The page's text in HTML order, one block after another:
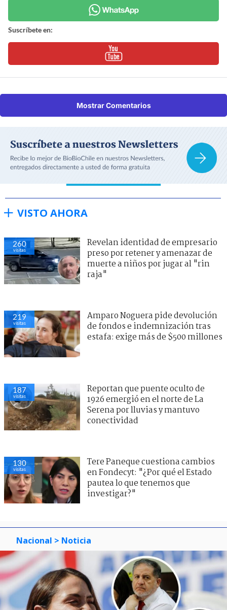
Suscríbete en:
Mostrar Comentarios
VISTO AHORA
260
visitas
Revelan identidad de empresario
preso por retener y amenazar de
muerte a niños por jugar al "rin
raja"
219
visitas
Amparo Noguera pide devolución
de fondos e indemnización tras
estafa: exige más de $500 millones
187
visitas
Reportan que puente oculto de
1926 emergió en el norte de La
Serena por lluvias y mantuvo
conectividad
130
visitas
Tere Paneque cuestiona cambios
en Fondecyt: "¿Por qué el Estado
pautea lo que tenemos que
investigar?"
Nacional > Noticia